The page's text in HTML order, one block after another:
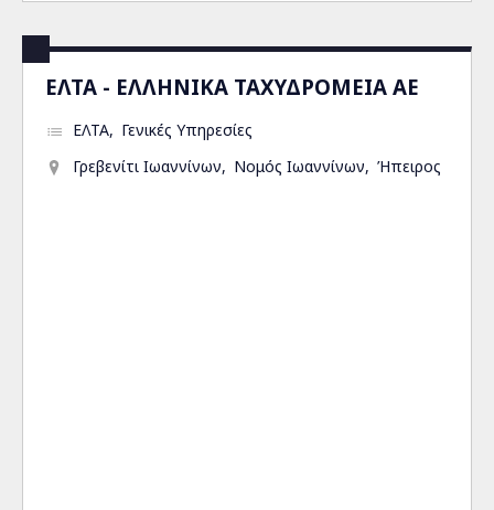
ΕΛΤΑ - ΕΛΛΗΝΙΚΑ ΤΑΧΥΔΡΟΜΕΙΑ ΑΕ
ΕΛΤΑ
Γενικές Υπηρεσίες
Γρεβενίτι Ιωαννίνων
Νομός Ιωαννίνων Ήπειρος